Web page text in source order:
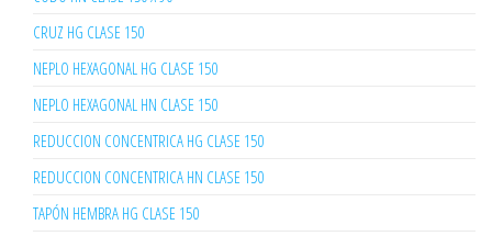
CRUZ HG CLASE 150
NEPLO HEXAGONAL HG CLASE 150
NEPLO HEXAGONAL HN CLASE 150
REDUCCION CONCENTRICA HG CLASE 150
REDUCCION CONCENTRICA HN CLASE 150
TAPÓN HEMBRA HG CLASE 150